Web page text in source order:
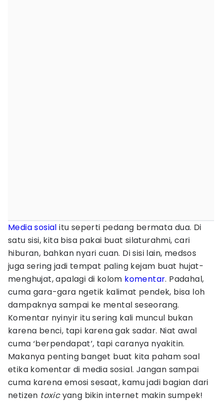
Media sosial itu seperti pedang bermata dua. Di
satu sisi, kita bisa pakai buat silaturahmi, cari
hiburan, bahkan nyari cuan. Di sisi lain, medsos
juga sering jadi tempat paling kejam buat hujat-
menghujat, apalagi di kolom komentar. Padahal,
cuma gara-gara ngetik kalimat pendek, bisa loh
dampaknya sampai ke mental seseorang.
Komentar nyinyir itu sering kali muncul bukan
karena benci, tapi karena gak sadar. Niat awal
cuma ‘berpendapat’, tapi caranya nyakitin.
Makanya penting banget buat kita paham soal
etika komentar di media sosial. Jangan sampai
cuma karena emosi sesaat, kamu jadi bagian dari
netizen toxicyang bikin internet makin sumpek!